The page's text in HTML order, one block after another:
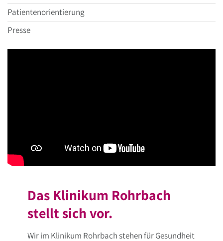
Patientenorientierung
Presse
Das Klinikum Rohrbach
stellt sich vor.
Wir im Klinikum Rohrbach stehen für Gesundheit